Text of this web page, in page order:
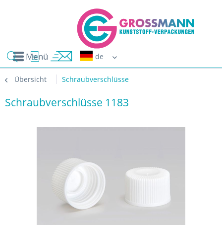
Menü
Übersicht Schraubverschlüsse
Schraubverschlüsse 1183